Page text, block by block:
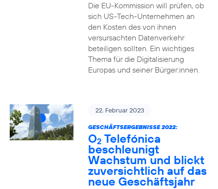
Die EU-Kommission will prüfen, ob
sich US-Tech-Unternehmen an
den Kosten des von ihnen
versursachten Datenverkehr
beteiligen sollten. Ein wichtiges
Thema für die Digitalisierung
Europas und seiner Bürger:innen.
22. Februar 2023
GESCHÄFTSERGEBNISSE 2022:
O2 Telefónica
beschleunigt
Wachstum und blickt
zuversichtlich auf das
neue Geschäftsjahr